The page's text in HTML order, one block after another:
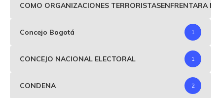
COMO ORGANIZACIONES TERRORISTASENFRENTARA
Concejo Bogotá 1
CONCEJO NACIONAL ELECTORAL 1
CONDENA 2